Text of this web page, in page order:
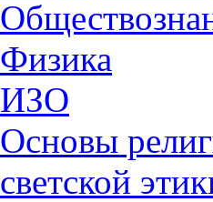
Физика
ИЗО
Основы
светской